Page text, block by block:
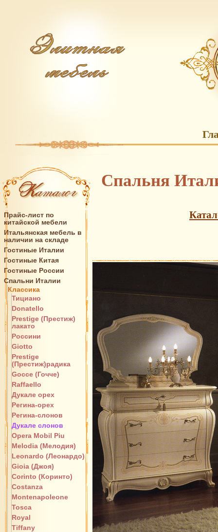
Прайс-лист по
китайской мебели
Итальянская мебель в
наличии на складе
Гостиные Италии
Гостиные Китая
Гостиные России
Спальни Италии
Классика
Тициано
Donatello
Prestige (Престиж)
лакато
Россини
Giotto
Prestige
(Престиж)радика
Gocce (Гочче)
Raffaello
Дукале орех
Регина-орех
Регина-слонов
Дукале слонов
Opera Mobil Piu
Melodia (Мелодия)
Leonardo (Леонардо)
Gioia (Джоя)
Corinto (Коринто)
Costanza
Montenapoleone
Tosca
Royal
Tiffany
Спальня